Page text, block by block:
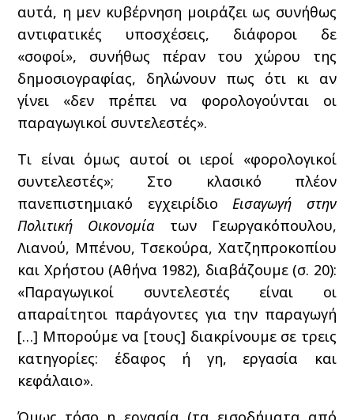
αυτά, η μεν κυβέρνηση μοιράζει ως συνήθως
αντιφατικές υποσχέσεις, διάφοροι δε
«σοφοί», συνήθως πέραν του χώρου της
δημοσιογραφίας, δηλώνουν πως ότι κι αν
γίνει «δεν πρέπει να φορολογούνται οι
παραγωγικοί συντελεστές».
Τι είναι όμως αυτοί οι ιεροί «φορολογικοί
συντελεστές»; Στο κλασικό πλέον
πανεπιστημιακό εγχειρίδιοΕισαγωγή στην
Πολιτική Οικονομία των Γεωργακόπουλου,
Λιανού, Μπένου, Τσεκούρα, Χατζηπροκοπίου
και Χρήστου (Αθήνα 1982), διαβάζουμε (σ. 20):
«Παραγωγικοί συντελεστές είναι οι
απαραίτητοι παράγοντες για την παραγωγή
[…] Μπορούμε να [τους] διακρίνουμε σε τρεις
κατηγορίες: έδαφος ή γη, εργασία και
κεφάλαιο».